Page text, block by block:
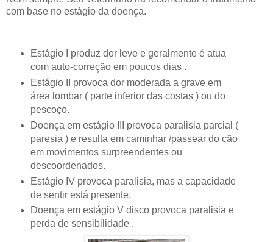
com base no estágio da doença.
Estágio I produz dor leve e geralmente é atua
com auto-correção em poucos dias .
Estágio II provoca dor moderada a grave em
área lombar ( parte inferior das costas ) ou do
pescoço.
Doença em estágio III provoca paralisia parcial (
paresia ) e resulta em caminhar /passear do cão
em movimentos surpreendentes ou
descoordenados.
Estágio IV provoca paralisia, mas a capacidade
de sentir está presente.
Doença em estágio V disco provoca paralisia e
perda de sensibilidade .